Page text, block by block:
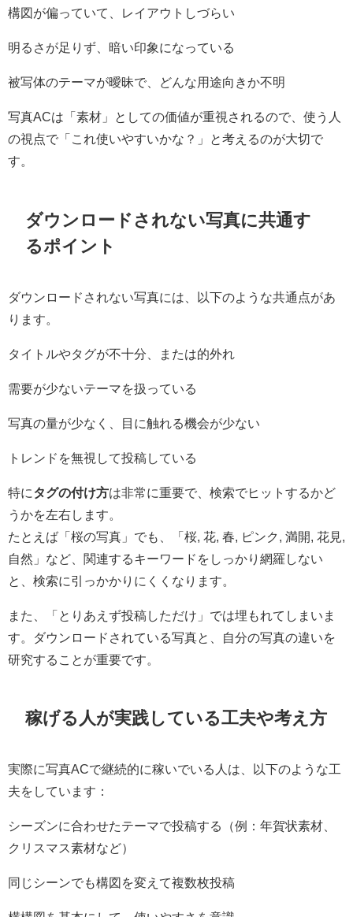
構図が偏っていて、レイアウトしづらい
明るさが足りず、暗い印象になっている
被写体のテーマが曖昧で、どんな用途向きか不明
写真ACは「素材」としての価値が重視されるので、使う人
の視点で「これ使いやすいかな？」と考えるのが大切で
す。
ダウンロードされない写真に共通す
るポイント
ダウンロードされない写真には、以下のような共通点があ
ります。
タイトルやタグが不十分、または的外れ
需要が少ないテーマを扱っている
写真の量が少なく、目に触れる機会が少ない
トレンドを無視して投稿している
特にタグの付け方は非常に重要で、検索でヒットするかど
うかを左右します。
たとえば「桜の写真」でも、「桜, 花, 春, ピンク, 満開, 花見,
自然」など、関連するキーワードをしっかり網羅しない
と、検索に引っかかりにくくなります。
また、「とりあえず投稿しただけ」では埋もれてしまいま
す。ダウンロードされている写真と、自分の写真の違いを
研究することが重要です。
稼げる人が実践している工夫や考え方
実際に写真ACで継続的に稼いでいる人は、以下のような工
夫をしています：
シーズンに合わせたテーマで投稿する（例：年賀状素材、
クリスマス素材など）
同じシーンでも構図を変えて複数枚投稿